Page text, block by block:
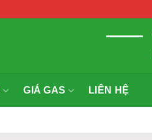
GIÁ GAS LIÊN HỆ